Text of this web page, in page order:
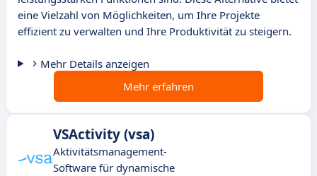
eine Vielzahl von Möglichkeiten, um Ihre Projekte
effizient zu verwalten und Ihre Produktivität zu steigern.
Mehr Details anzeigen
Mehr erfahren
VSActivity (vsa)
Aktivitätsmanagement-
Software für dynamische